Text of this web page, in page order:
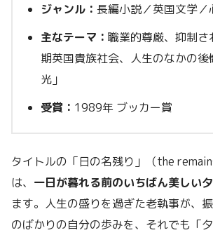
ジャンル： 長編小説／英国文学／
主なテーマ： 職業的尊厳、抑制さ
期英国貴族社会、人生のなかの後
光」
受賞： 1989年 ブッカー賞
タイトルの「日の名残り」（the
は、 一日が暮れる前のいちばん美しい
ます。人生の盛りを過ぎた老執事が、
のばかりの自分の歩みを、それでも「